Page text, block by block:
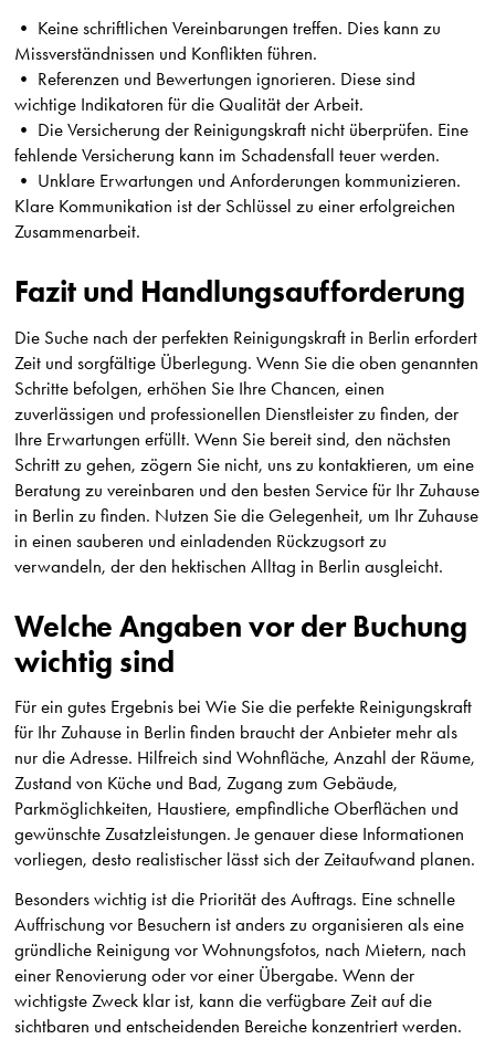
• Keine schriftlichen Vereinbarungen treffen. Dies kann zu
Missverständnissen und Konflikten führen.
• Referenzen und Bewertungen ignorieren. Diese sind
wichtige Indikatoren für die Qualität der Arbeit.
• Die Versicherung der Reinigungskraft nicht überprüfen. Eine
fehlende Versicherung kann im Schadensfall teuer werden.
• Unklare Erwartungen und Anforderungen kommunizieren.
Klare Kommunikation ist der Schlüssel zu einer erfolgreichen
Zusammenarbeit.
Fazit und Handlungsaufforderung
Die Suche nach der perfekten Reinigungskraft in Berlin erfordert
Zeit und sorgfältige Überlegung. Wenn Sie die oben genannten
Schritte befolgen, erhöhen Sie Ihre Chancen, einen
zuverlässigen und professionellen Dienstleister zu finden, der
Ihre Erwartungen erfüllt. Wenn Sie bereit sind, den nächsten
Schritt zu gehen, zögern Sie nicht, uns zu kontaktieren, um eine
Beratung zu vereinbaren und den besten Service für Ihr Zuhause
in Berlin zu finden. Nutzen Sie die Gelegenheit, um Ihr Zuhause
in einen sauberen und einladenden Rückzugsort zu
verwandeln, der den hektischen Alltag in Berlin ausgleicht.
Welche Angaben vor der Buchung
wichtig sind
Für ein gutes Ergebnis bei Wie Sie die perfekte Reinigungskraft
für Ihr Zuhause in Berlin finden braucht der Anbieter mehr als
nur die Adresse. Hilfreich sind Wohnfläche, Anzahl der Räume,
Zustand von Küche und Bad, Zugang zum Gebäude,
Parkmöglichkeiten, Haustiere, empfindliche Oberflächen und
gewünschte Zusatzleistungen. Je genauer diese Informationen
vorliegen, desto realistischer lässt sich der Zeitaufwand planen.
Besonders wichtig ist die Priorität des Auftrags. Eine schnelle
Auffrischung vor Besuchern ist anders zu organisieren als eine
gründliche Reinigung vor Wohnungsfotos, nach Mietern, nach
einer Renovierung oder vor einer Übergabe. Wenn der
wichtigste Zweck klar ist, kann die verfügbare Zeit auf die
sichtbaren und entscheidenden Bereiche konzentriert werden.